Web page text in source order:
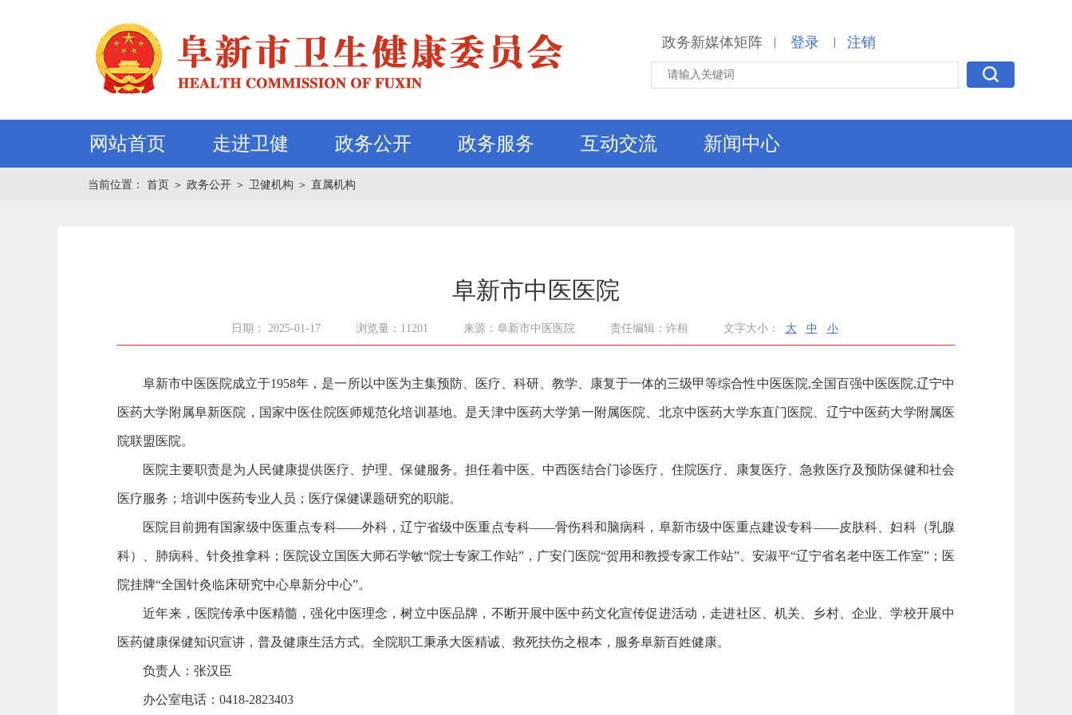
政务新媒体矩阵 | 登录 | 注销
网站首页 走进卫健 政务公开 政务服务 互动交流 新闻中心
当前位置： 首页 ＞ 政务公开 ＞ 卫健机构 ＞ 直属机构
阜新市中医医院
日期： 2025-01-17 浏览量：11201 来源：阜新市中医医院 责任编辑：许桓 文字大小： 大 中 小
阜新市中医医院成立于1958年，是一所以中医为主集预防、医疗、科研、教学、康复于一体的三级甲等综合性中医医院,全国百强中医医院,辽宁中
医药大学附属阜新医院，国家中医住院医师规范化培训基地。是天津中医药大学第一附属医院、北京中医药大学东直门医院、辽宁中医药大学附属医
院联盟医院。
医院主要职责是为人民健康提供医疗、护理、保健服务。担任着中医、中西医结合门诊医疗、住院医疗、康复医疗、急救医疗及预防保健和社会
医疗服务；培训中医药专业人员；医疗保健课题研究的职能。
医院目前拥有国家级中医重点专科——外科，辽宁省级中医重点专科——骨伤科和脑病科，阜新市级中医重点建设专科——皮肤科、妇科（乳腺
科）、肺病科、针灸推拿科；医院设立国医大师石学敏“院士专家工作站”，广安门医院“贺用和教授专家工作站”、安淑平“辽宁省名老中医工作室”；医
院挂牌“全国针灸临床研究中心阜新分中心”。
近年来，医院传承中医精髓，强化中医理念，树立中医品牌，不断开展中医中药文化宣传促进活动，走进社区、机关、乡村、企业、学校开展中
医药健康保健知识宣讲，普及健康生活方式。全院职工秉承大医精诚、救死扶伤之根本，服务阜新百姓健康。
负责人：张汉臣
办公室电话：0418-2823403